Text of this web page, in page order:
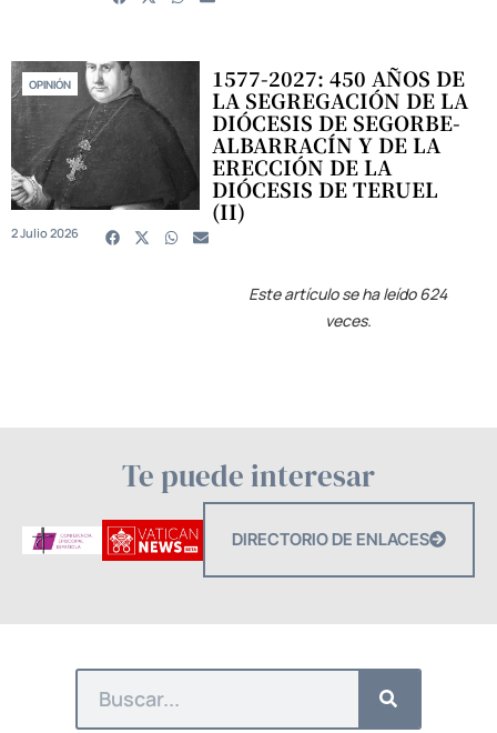
OPINIÓN 1577-2027: 450 AÑOS DE
LA SEGREGACIÓN DE LA
DIÓCESIS DE SEGORBE-
ALBARRACÍN Y DE LA
ERECCIÓN DE LA
DIÓCESIS DE TERUEL
(II)
2 Julio 2026
Este artículo se ha leído 624
veces.
Te puede interesar
DIRECTORIO DE ENLACES